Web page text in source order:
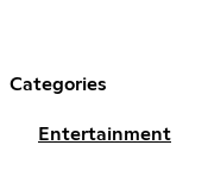
Categories
Entertainment